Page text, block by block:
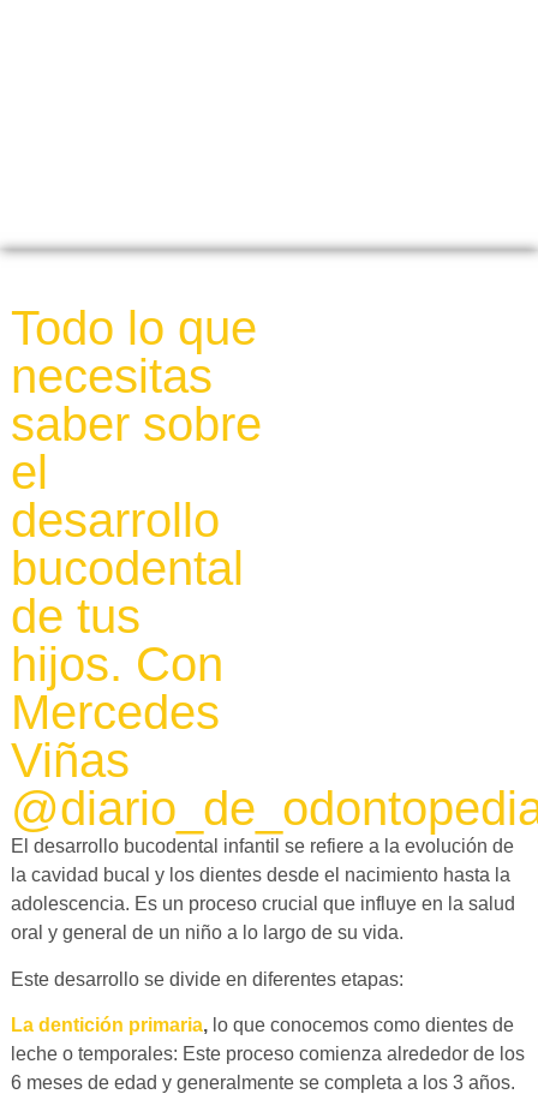
Todo lo que
necesitas
saber sobre
el
desarrollo
bucodental
de tus
hijos. Con
Mercedes
Viñas
El desarrollo bucodental infantil se refiere a la evolución de
la cavidad bucal y los dientes desde el nacimiento hasta la
adolescencia. Es un proceso crucial que influye en la salud
oral y general de un niño a lo largo de su vida.
Este desarrollo se divide en diferentes etapas:
La dentición primaria, lo que conocemos como dientes de
leche o temporales: Este proceso comienza alrededor de los
6 meses de edad y generalmente se completa a los 3 años.